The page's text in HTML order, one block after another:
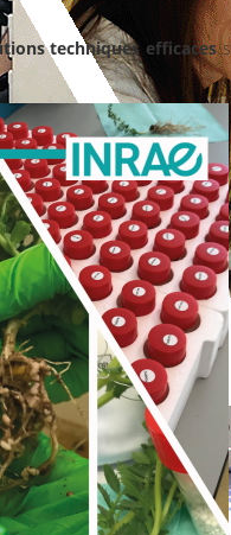
techniques efficaces